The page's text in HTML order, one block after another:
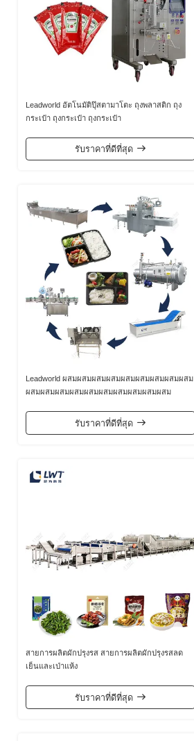
Leadworld อัตโนมัติปุ๊สตามาโตะ ถุงพลาสติก ถุง
กระเป๋า ถุงกระเป๋า ถุงกระเป๋า
รับราคาที่ดีที่สุด
Leadworld ผสมผสมผสมผสมผสมผสมผสมผสมผสม
ผสมผสมผสมผสมผสมผสมผสมผสมผสมผสม
รับราคาที่ดีที่สุด
สายการผลิตผักปรุงรส สายการผลิตผักปรุงรสลด
เย็นและเป่าแห้ง
รับราคาที่ดีที่สุด